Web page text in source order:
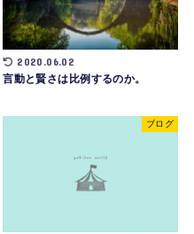
2020.06.02
言動と賢さは比例するのか。
ブログ